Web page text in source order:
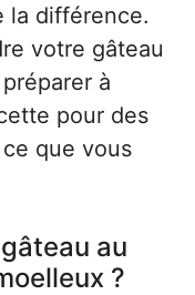
la différence.
votre gâteau
à
pour des
que vous
au
?